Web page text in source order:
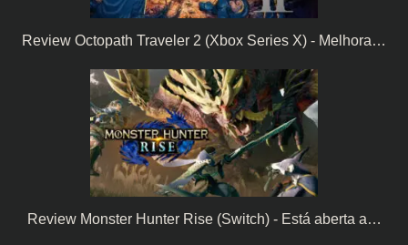
Review Octopath Traveler 2 (Xbox Series X) - Melhora…
Review Monster Hunter Rise (Switch) - Está aberta a…